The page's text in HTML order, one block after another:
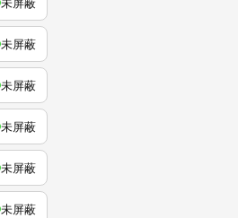
未屏蔽
未屏蔽
未屏蔽
未屏蔽
未屏蔽